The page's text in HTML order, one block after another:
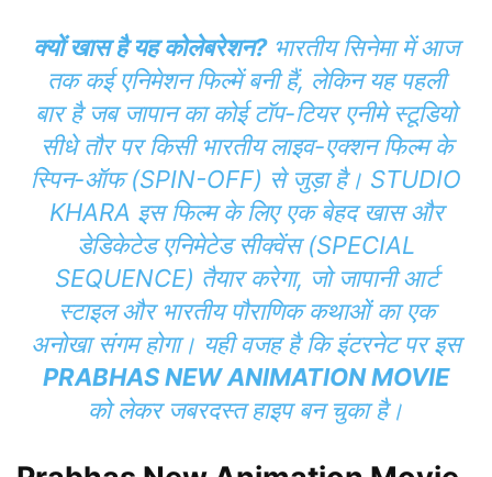
क्यों खास है यह कोलेबरेशन?भारतीय सिनेमा में आज
तक कई एनिमेशन फिल्में बनी हैं, लेकिन यह पहली
बार है जब जापान का कोई टॉप-टियर एनीमे स्टूडियो
सीधे तौर पर किसी भारतीय लाइव-एक्शन फिल्म के
स्पिन-ऑफ (SPIN-OFF) से जुड़ा है। STUDIO
KHARA इस फिल्म के लिए एक बेहद खास और
डेडिकेटेड एनिमेटेड सीक्वेंस (SPECIAL
SEQUENCE) तैयार करेगा, जो जापानी आर्ट
स्टाइल और भारतीय पौराणिक कथाओं का एक
अनोखा संगम होगा। यही वजह है कि इंटरनेट पर इस
PRABHAS NEW ANIMATION MOVIE
को लेकर जबरदस्त हाइप बन चुका है।